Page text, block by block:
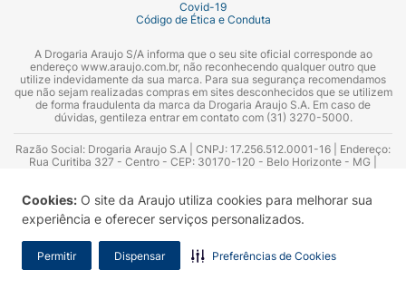
Cookies: O site da Araujo utiliza cookies para melhorar sua
experiência e oferecer serviços personalizados.
Permitir Dispensar Preferências de Cookies
Covid-19
Código de Ética e Conduta
A Drogaria Araujo S/A informa que o seu site oficial corresponde ao
endereço www.araujo.com.br, não reconhecendo qualquer outro que
utilize indevidamente da sua marca. Para sua segurança recomendamos
que não sejam realizadas compras em sites desconhecidos que se utilizem
de forma fraudulenta da marca da Drogaria Araujo S.A. Em caso de
dúvidas, gentileza entrar em contato com (31) 3270-5000.
Razão Social: Drogaria Araujo S.A | CNPJ: 17.256.512.0001-16 | Endereço:
Rua Curitiba 327 - Centro - CEP: 30170-120 - Belo Horizonte - MG |
Azevedo Guimarães – CRF 10.965 | Yasmin Silva Alvarenga – CRF 52.584 -
Consultor substituto: Thiago Aguiar Pinheiro - CRF Nº 13.748. Alvará
Sanitário: 2025020713 | Autorização de Funcionamento da Empresa (AFE):